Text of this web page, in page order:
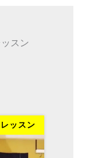
スン
ッスン